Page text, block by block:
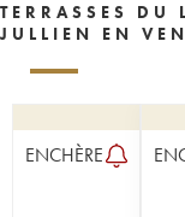
TERRASSES
JULLIEN EN
ENCHÈRE